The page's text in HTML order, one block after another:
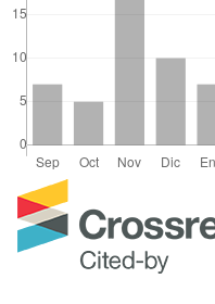
Detalles
del